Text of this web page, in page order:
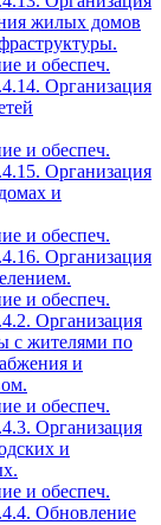
жилых домов
и обеспеч.
Организация
и обеспеч.
Организация
и
и обеспеч.
Организация
и обеспеч.
Организация
с жителями по
и
и обеспеч.
Организация
и
и обеспеч.
Обновление